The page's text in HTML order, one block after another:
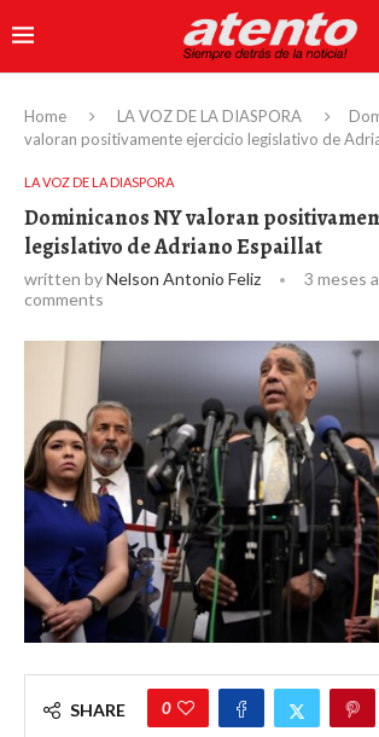
Home LA VOZ DE LA DIASPORA
valoran positivamente ejercicio legislativo de
LA VOZ DE LA DIASPORA
Dominicanos NY valoran
legislativo de Adriano Espaillat
written byNelson Antonio Feliz 3 meses
comments
SHARE 0